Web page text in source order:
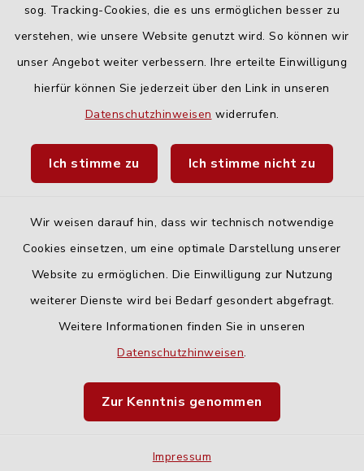
sog. Tracking-Cookies, die es uns ermöglichen besser zu
verstehen, wie unsere Website genutzt wird. So können wir
unser Angebot weiter verbessern. Ihre erteilte Einwilligung
hierfür können Sie jederzeit über den Link in unseren
Datenschutzhinweisen widerrufen.
Ich stimme zu Ich stimme nicht zu
Wir weisen darauf hin, dass wir technisch notwendige
Cookies einsetzen, um eine optimale Darstellung unserer
Website zu ermöglichen. Die Einwilligung zur Nutzung
weiterer Dienste wird bei Bedarf gesondert abgefragt.
Weitere Informationen finden Sie in unseren
Datenschutzhinweisen.
Zur Kenntnis genommen
Impressum
Freitag:
geschlossen
Quicklinks
Fahrplanauskunft DING
Barrierefreiheit
Impressum
Sitemap